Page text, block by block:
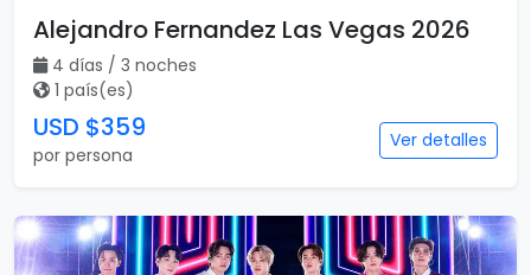
Alejandro Fernandez Las Vegas 2026
4 días / 3 noches
1 país(es)
USD $359
por persona
Ver detalles